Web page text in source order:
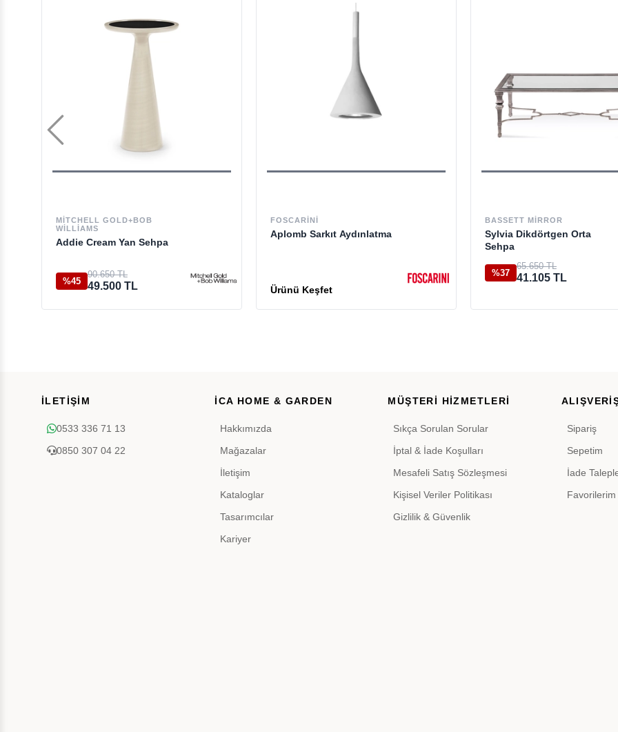
MITCHELL GOLD+BOB
WILLIAMS
Addie Cream Yan Sehpa
%45
90.650 TL
49.500 TL
FOSCARINI
Aplomb Sarkıt Aydınlatma
BASSETT MIRROR
Sylvia Dikdörtgen Orta
Sehpa
%37
65.650 TL
41.105 TL
İLETİŞİM
0533 336 71 13
0850 307 04 22
İCA HOME & GARDEN
Hakkımızda
Mağazalar
İletişim
Kataloglar
Tasarımcılar
Kariyer
MÜŞTERİ HİZMETLERİ
Sıkça Sorulan Sorular
İptal & İade Koşulları
Mesafeli Satış Sözleşmesi
Kişisel Veriler Politikası
Gizlilik & Güvenlik
Sipariş
Sepetim
İade
Favorilerim